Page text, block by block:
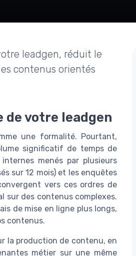
leadgen, réduit le
contenus orientés
votre leadgen
une formalité. Pourtant,
significatif de temps de
menés par plusieurs
sur 12 mois) et les enquêtes
vers ces ordres de
sur des contenus complexes.
de mise en ligne plus longs,
contenus.
la production de contenu, en
métier sur une même